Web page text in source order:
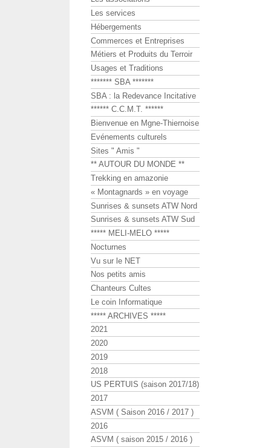
Les services
Hébergements
Commerces et Entreprises
Métiers et Produits du Terroir
Usages et Traditions
******* SBA *******
SBA : la Redevance Incitative
****** C.C.M.T. ******
Bienvenue en Mgne-Thiernoise
Evénements culturels
Sites " Amis "
** AUTOUR DU MONDE **
Trekking en amazonie
« Montagnards » en voyage
Sunrises & sunsets ATW Nord
Sunrises & sunsets ATW Sud
***** MELI-MELO *****
Nocturnes
Vu sur le NET
Nos petits amis
Chanteurs Cultes
Le coin Informatique
***** ARCHIVES *****
2021
2020
2019
2018
US PERTUIS (saison 2017/18)
2017
ASVM ( Saison 2016 / 2017 )
2016
ASVM ( saison 2015 / 2016 )